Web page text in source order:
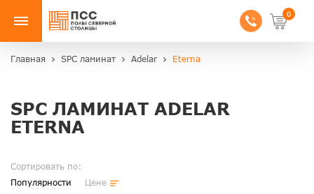
0
Главная SPC ламинат Adelar Eterna
SPC ЛАМИНАТ ADELAR
ETERNA
Сортировать по:
Популярности
Цене